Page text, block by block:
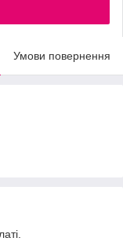
Умови повернення